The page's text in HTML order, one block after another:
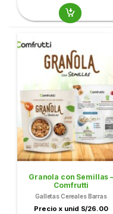
Granola con Semillas –
Comfrutti
Galletas Cereales Barras
Precio x unid S/26.00